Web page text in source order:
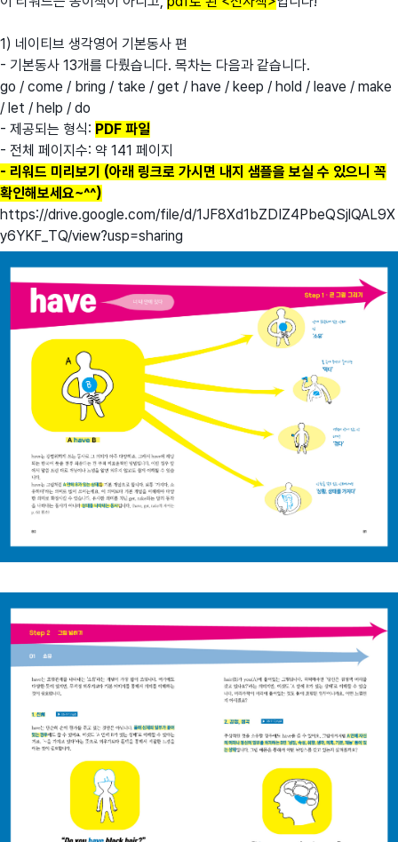
1) 네이티브 생각영어 기본동사 편
- 기본동사 13개를 다뤘습니다. 목차는 다음과 같습니다.
go / come / bring / take / get / have / keep / hold / leave / make
/ let / help / do
- 제공되는 형식: PDF 파일
- 전체 페이지수: 약 141 페이지
- 리워드 미리보기 (아래 링크로 가시면 내지 샘플을 보실 수 있으니 꼭
확인해보세요~^^)
https://drive.google.com/file/d/1JF8Xd1bZDIZ4PbeQSjlQAL9X
y6YKF_TQ/view?usp=sharing